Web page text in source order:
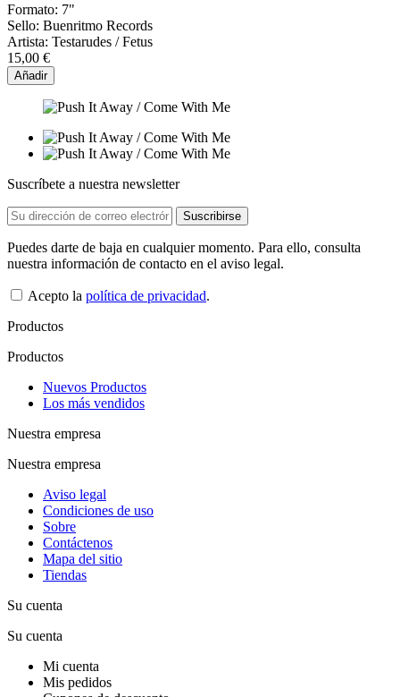
Formato: 7"
Sello: Buenritmo Records
Artista: Testarudes / Fetus
15,00 €
Añadir
Suscríbete a nuestra newsletter
Puedes darte de baja en cualquier momento. Para ello, consulta
nuestra información de contacto en el aviso legal.
Acepto la política de privacidad.
Productos
Productos
Nuevos Productos
Los más vendidos
Nuestra empresa
Nuestra empresa
Aviso legal
Condiciones de uso
Sobre
Contáctenos
Mapa del sitio
Tiendas
Su cuenta
Su cuenta
Mi cuenta
Mis pedidos